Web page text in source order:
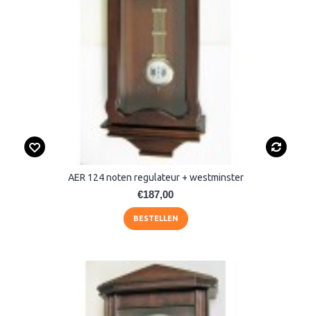
AER 124 noten regulateur + westminster
€187,00
BESTELLEN